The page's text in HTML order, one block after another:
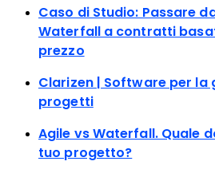
Caso di Studio: Passare
Waterfall a contratti
prezzo
Clarizen | Software per la
progetti
Agile vs Waterfall. Quale
tuo progetto?